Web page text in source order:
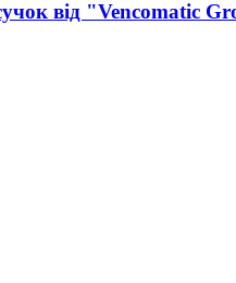
від "Vencomatic